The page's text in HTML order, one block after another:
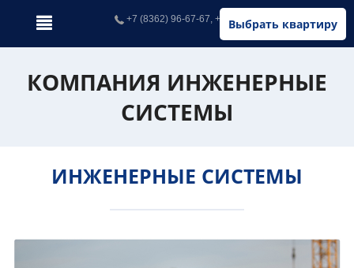
Выбрать квартиру
+7 (8362) 96-67-67, +7 (902) 326-67-67
КОМПАНИЯ ИНЖЕНЕРНЫЕ
СИСТЕМЫ
ИНЖЕНЕРНЫЕ СИСТЕМЫ